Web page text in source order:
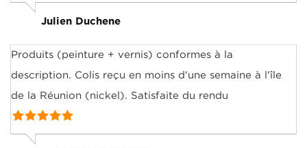
Julien Duchene
Produits (peinture + vernis) conformes à la
description. Colis reçu en moins d'une semaine à l'île
de la Réunion (nickel). Satisfaite du rendu